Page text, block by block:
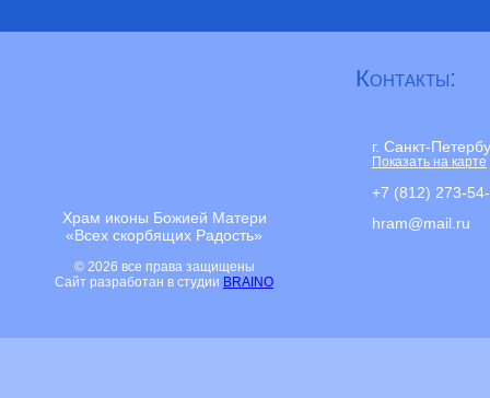
Храм иконы Божией Матери
«Всех скорбящих Радость»
© 2026 все права защищены
Сайт разработан в студии BRAINO
Контакты:
г. Санкт-
Показать на карте
+7 (812) 273-
hram@mail.ru